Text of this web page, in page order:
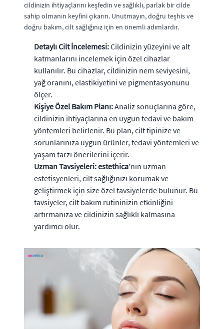
cildinizin ihtiyaçlarını keşfedin ve sağlıklı, parlak bir cilde
sahip olmanın keyfini çıkarın. Unutmayın, doğru teşhis ve
doğru bakım, cilt sağlığınız için en önemli adımlardır.
Detaylı Cilt İncelemesi:Cildinizin yüzeyini ve alt
katmanlarını incelemek için özel cihazlar
kullanılır. Bu cihazlar, cildinizin nem seviyesini,
yağ oranını, elastikiyetini ve pigmentasyonunu
ölçer.
Kişiye Özel Bakım Planı:Analiz sonuçlarına göre,
cildinizin ihtiyaçlarına en uygun tedavi ve bakım
yöntemleri belirlenir. Bu plan, cilt tipinize ve
sorunlarınıza uygun ürünler, tedavi yöntemleri ve
yaşam tarzı önerilerini içerir.
Uzman Tavsiyeleri:estethica'nın uzman
estetisyenleri, cilt sağlığınızı korumak ve
geliştirmek için size özel tavsiyelerde bulunur. Bu
tavsiyeler, cilt bakım rutininizin etkinliğini
artırmanıza ve cildinizin sağlıklı kalmasına
yardımcı olur.